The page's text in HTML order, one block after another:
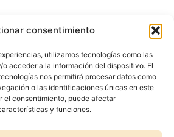
consentimiento
utilizamos tecnologías como las
acceder a la información del dispositivo. El
nos permitirá procesar datos como
o las identificaciones únicas en este
el consentimiento, puede afectar
y funciones.
Hazte socio
Servicios turísticos
Cómo llegar